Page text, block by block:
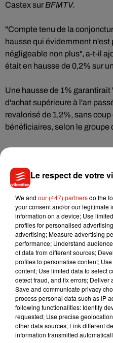
Castex sur BFMTV.
"Compte tenu de la
hausse qui évidemment
négligeable non plus", a-t-il
était en hausse de 0,2% sur
Une hausse de 1%
d'achat supérieure à l'an
revalorisé de 1,2%, sans
bénéficiaires, selon le groupe
Le salaire minimum actuel est
(Avec AFP)
Musique
7 août 2026
Julien
dans son
7 août 2026
Madonna
Le respect de votre
We and our (447) partnersdo the
your consent and/or our legitimate
information on a device; Use
profiles for personalised
advertising; Measure advertising
performance; Understand
of data from different sources;
profiles to personalise content;
content; Use limited data to select
detect fraud, and fix errors;
Save and communicate privacy
process personal data such as IP
following functionalities: Identify
requested; Use precise
other data sources; Link different
information transmitted